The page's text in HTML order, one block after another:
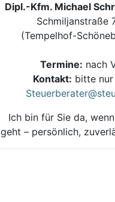
Dipl.-Kfm. Michael
Schmiljanstraße
(Tempelhof-
Termine: nach
Kontakt: bitte
Ich bin für Sie da,
geht – persönlich,